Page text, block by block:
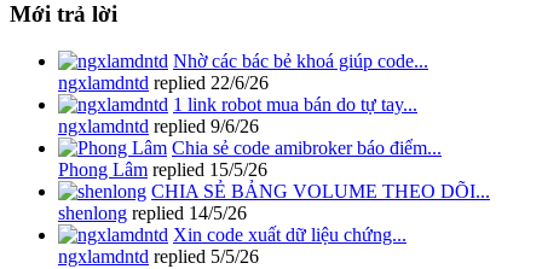
Mới trả lời
Nhờ các bác bẻ khoá giúp code...
ngxlamdntd replied 22/6/26
1 link robot mua bán do tự tay...
ngxlamdntd replied 9/6/26
Chia sẻ code amibroker báo điểm...
Phong Lâm replied 15/5/26
CHIA SẺ BẢNG VOLUME THEO DÕI...
shenlong replied 14/5/26
Xin code xuất dữ liệu chứng...
ngxlamdntd replied 5/5/26